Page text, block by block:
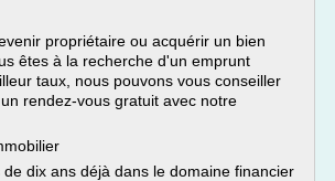
propriétaire ou acquérir un bien
êtes à la recherche d'un emprunt
taux, nous pouvons vous conseiller
rendez-vous gratuit avec notre
dix ans déjà dans le domaine financier